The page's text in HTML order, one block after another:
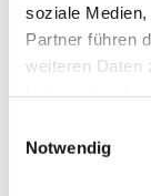
soziale
Partner führen
weiteren Daten
Notwendig
(Foto zeigt